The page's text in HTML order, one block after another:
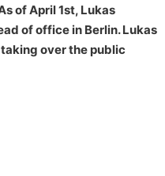
of April 1st, Lukas
of office in Berlin. Lukas
over the public